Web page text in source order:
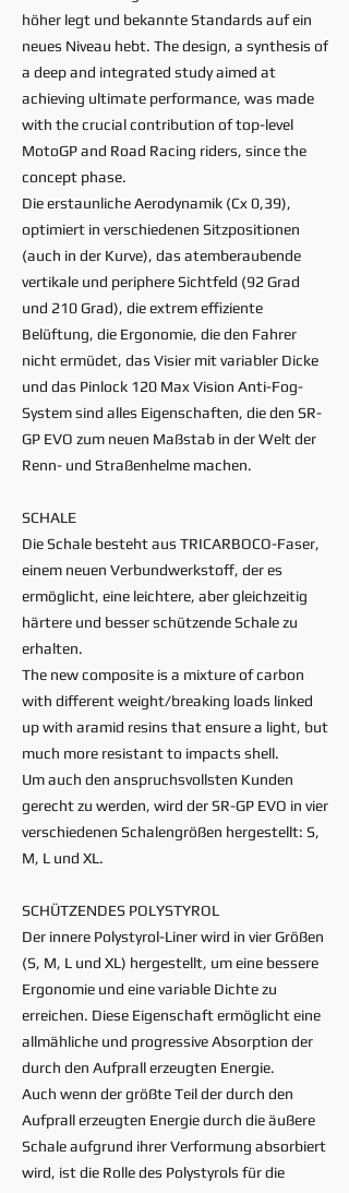
höher legt und bekannte Standards auf ein
neues Niveau hebt. The design, a synthesis of
a deep and integrated study aimed at
achieving ultimate performance, was made
with the crucial contribution of top-level
MotoGP and Road Racing riders, since the
concept phase.
Die erstaunliche Aerodynamik (Cx 0,39),
optimiert in verschiedenen Sitzpositionen
(auch in der Kurve), das atemberaubende
vertikale und periphere Sichtfeld (92 Grad
und 210 Grad), die extrem effiziente
Belüftung, die Ergonomie, die den Fahrer
nicht ermüdet, das Visier mit variabler Dicke
und das Pinlock 120 Max Vision Anti-Fog-
System sind alles Eigenschaften, die den SR-
GP EVO zum neuen Maßstab in der Welt der
Renn- und Straßenhelme machen.
SCHALE
Die Schale besteht aus TRICARBOCO-Faser,
einem neuen Verbundwerkstoff, der es
ermöglicht, eine leichtere, aber gleichzeitig
härtere und besser schützende Schale zu
erhalten.
The new composite is a mixture of carbon
with different weight/breaking loads linked
up with aramid resins that ensure a light, but
much more resistant to impacts shell.
Um auch den anspruchsvollsten Kunden
gerecht zu werden, wird der SR-GP EVO in vier
verschiedenen Schalengrößen hergestellt: S,
M, L und XL.
SCHÜTZENDES POLYSTYROL
Der innere Polystyrol-Liner wird in vier Größen
(S, M, L und XL) hergestellt, um eine bessere
Ergonomie und eine variable Dichte zu
erreichen. Diese Eigenschaft ermöglicht eine
allmähliche und progressive Absorption der
durch den Aufprall erzeugten Energie.
Auch wenn der größte Teil der durch den
Aufprall erzeugten Energie durch die äußere
Schale aufgrund ihrer Verformung absorbiert
wird, ist die Rolle des Polystyrols für die